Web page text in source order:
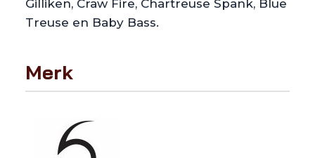
Gilliken, Craw Fire, Chartreuse Spank, Blue
Treuse en Baby Bass.
Merk